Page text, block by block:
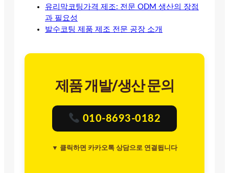
유리막코팅가격 제조: 전문 ODM 생산의 장점
과 필요성
발수코팅 제품 제조 전문 공장 소개
제품 개발/생산 문의
010-8693-0182
▼ 클릭하면 카카오톡 상담으로 연결됩니다